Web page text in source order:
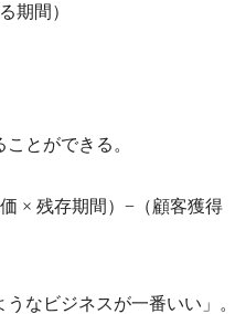
期間）
とができる。
× 残存期間）−（顧客獲得
なビジネスが一番いい」。